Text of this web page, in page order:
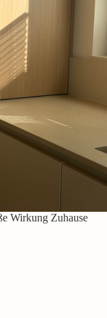
Wirkung Zuhause